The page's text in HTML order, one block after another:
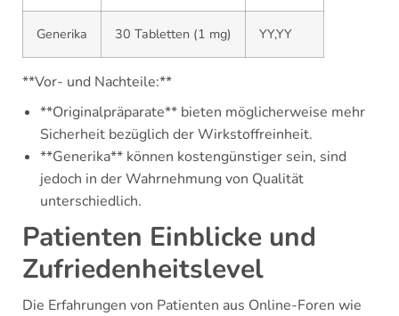
Generika 30 Tabletten (1 mg) YY,YY
**Vor- und Nachteile:**
**Originalpräparate** bieten möglicherweise mehr
Sicherheit bezüglich der Wirkstoffreinheit.
**Generika** können kostengünstiger sein, sind
jedoch in der Wahrnehmung von Qualität
unterschiedlich.
Patienten Einblicke und
Zufriedenheitslevel
Die Erfahrungen von Patienten aus Online-Foren wie